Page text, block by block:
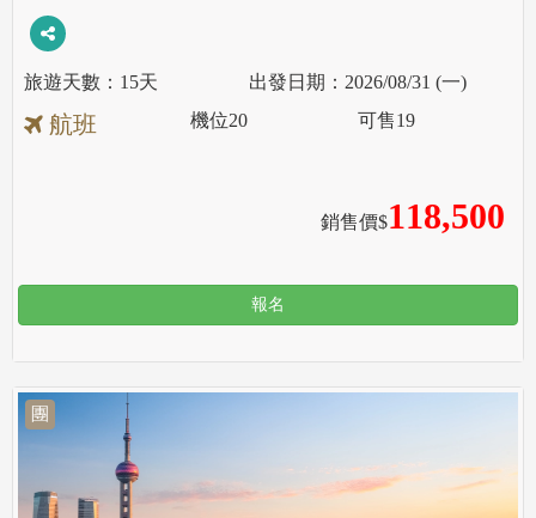
15天 2026/08/31 (一)
航班
銷售價$118,500
機位20 可售19
報名
團